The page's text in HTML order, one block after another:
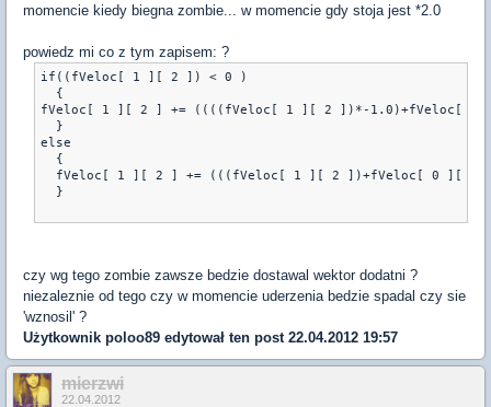
momencie kiedy biegna zombie... w momencie gdy stoja jest *2.0
powiedz mi co z tym zapisem: ?
if((fVeloc[ 1 ][ 2 ]) < 0 )
  {
fVeloc[ 1 ][ 2 ] += ((((fVeloc[ 1 ][ 2 ])*-1.0)+fVeloc[
  }
else
  {
fVeloc[ 1 ][ 2 ] += (((fVeloc[ 1 ][ 2 ])+fVeloc[ 0 ][ 2
  }
czy wg tego zombie zawsze bedzie dostawal wektor dodatni ?
niezaleznie od tego czy w momencie uderzenia bedzie spadal czy sie
'wznosil' ?
Użytkownik poloo89 edytował ten post 22.04.2012 19:57
mierzwi
22.04.2012